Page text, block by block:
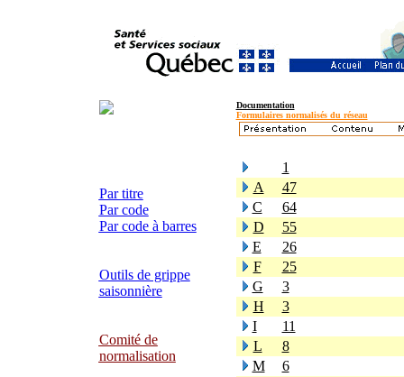
Documentation
Formulaires normalisés du réseau
Par titre
Par code
Par code à barres
Outils de grippe
saisonnière
Comité de
normalisation
1
A
47
C
64
D
55
E
26
F
25
G
3
H
3
I
11
L
8
M
6